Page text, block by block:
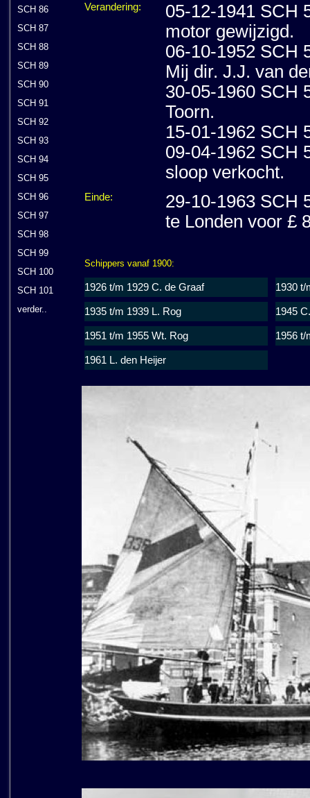
SCH 86
SCH 87
SCH 88
SCH 89
SCH 90
SCH 91
SCH 92
SCH 93
SCH 94
SCH 95
SCH 96
SCH 97
SCH 98
SCH 99
SCH 100
SCH 101
verder..
Verandering:
05-12-1941 SCH
motor gewijzigd.
06-10-1952 SCH
Mij dir. J.J. van
30-05-1960 SCH
Toorn.
15-01-1962 SCH
09-04-1962 SCH
sloop verkocht.
Einde:
29-10-1963 SCH
te Londen voor £
Schippers vanaf 1900:
1926 t/m 1929 C. de Graaf 1930 t/
1935 t/m 1939 L. Rog 1945
1951 t/m 1955 Wt. Rog 1956 t/
1961 L. den Heijer